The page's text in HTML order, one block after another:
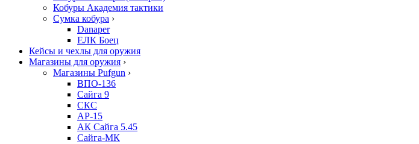
Кобуры Академия тактики
Сумка кобура ›
Danaper
ЕЛК Боец
Кейсы и чехлы для оружия
Магазины для оружия ›
Магазины Pufgun ›
ВПО-136
Сайга 9
СКС
АР-15
АК Сайга 5.45
Сайга-МК